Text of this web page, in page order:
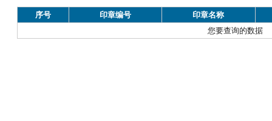
序号 印章编号
印章名称
您要查询的数据